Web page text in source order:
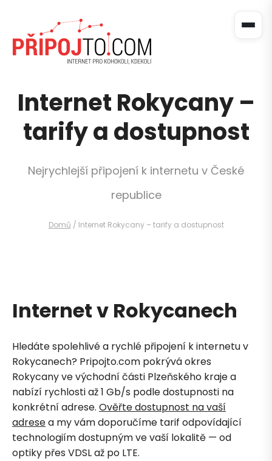
Internet Rokycany –
tarify a dostupnost
Nejrychlejší připojení k internetu v České
republice
Domů / Internet Rokycany – tarify a dostupnost
Internet v Rokycanech
Hledáte spolehlivé a rychlé připojení k internetu v
Rokycanech? Pripojto.com pokrývá okres
Rokycany ve východní části Plzeňského kraje a
nabízí rychlosti až 1 Gb/s podle dostupnosti na
konkrétní adrese. Ověřte dostupnost na vaší
adresea my vám doporučíme tarif odpovídající
technologiím dostupným ve vaší lokalitě — od
optiky přes VDSL až po LTE.